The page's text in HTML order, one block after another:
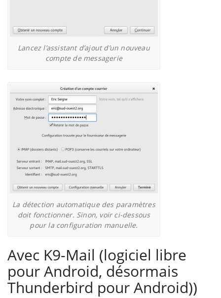
Lancez l’assistant d’ajout d’un nouveau
compte de messagerie
La détection automatique des paramètres
doit fonctionner. Sinon, voir ci-dessous
pour la configuration manuelle.
Avec K9-Mail (logiciel libre
pour Android, désormais
Thunderbird pour Android))